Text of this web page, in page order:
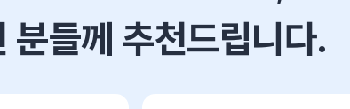
분들께 추천드립니다.